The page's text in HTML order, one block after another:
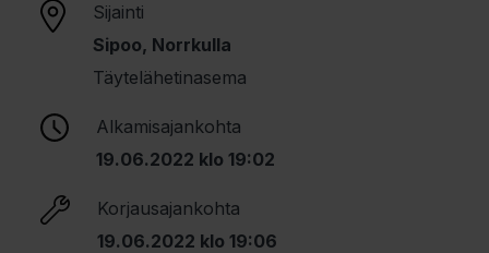
Sijainti
Sipoo, Norrkulla
Täytelähetinasema
Alkamisajankohta
19.06.2022 klo 19:02
Korjausajankohta
19.06.2022 klo 19:06